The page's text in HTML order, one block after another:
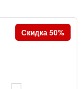
Скидка 50%